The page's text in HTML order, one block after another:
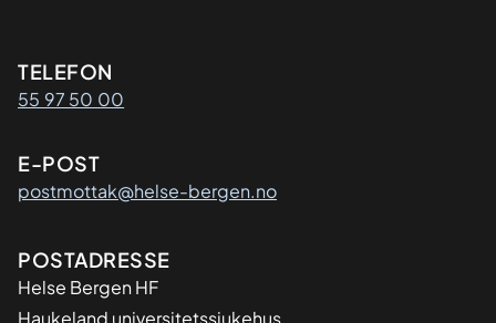
Kontaktinformasjon
TELEFON
55 97 50 00
E-POST
postmottak@helse-bergen.no
Adresse
POSTADRESSE
Helse Bergen HF
Haukeland universitetssjukehus